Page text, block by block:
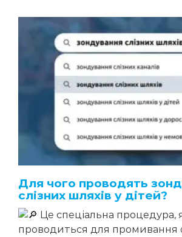
Для чого проводять
слізних шляхів у дітей?
Це спеціальна процедура,
проводиться для промивання